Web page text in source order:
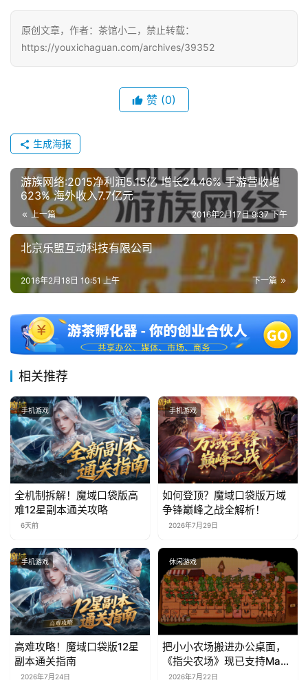
月
3
游
茶
对
接
会
上
海
站
中
(
中
国
)
原创文章，作者：茶馆小二，禁止转载：
https://youxichaguan.com/archives/39352
赞 (0)
生成海报
游族网络:2015净利润5.15亿 增长24.46% 手游营收增
623% 海外收入7.7亿元
上一篇 2016年2月17日 9:37 下午
北京乐盟互动科技有限公司
下一篇
2016年2月18日 10:51 上午
相关推荐
手机游戏
全机制拆解！魔域口袋版高
难12星副本通关攻略
6天前
手机游戏
如何登顶？魔域口袋版万域
争锋巅峰之战全解析！
2026年7月29日
手机游戏
高难攻略！魔域口袋版12星
副本通关指南
2026年7月24日
休闲游戏
把小小农场搬进办公桌面，
《指尖农场》现已支持Mac
系统！
2026年7月22日